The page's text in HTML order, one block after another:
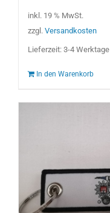
inkl. 19 % MwSt.
zzgl. Versandkosten
Lieferzeit: 3-4 Werktage
In den Warenkorb